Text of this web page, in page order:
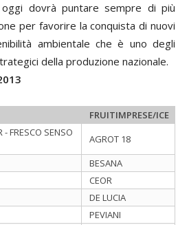
oggi dovrà puntare sempre di più
per favorire la conquista di nuovi
ambientale che è uno degli
della produzione nazionale.
FRUITIMPRESE/ICE
FRESCO SENSO
AGROT 18
BESANA
CEOR
DE LUCIA
PEVIANI